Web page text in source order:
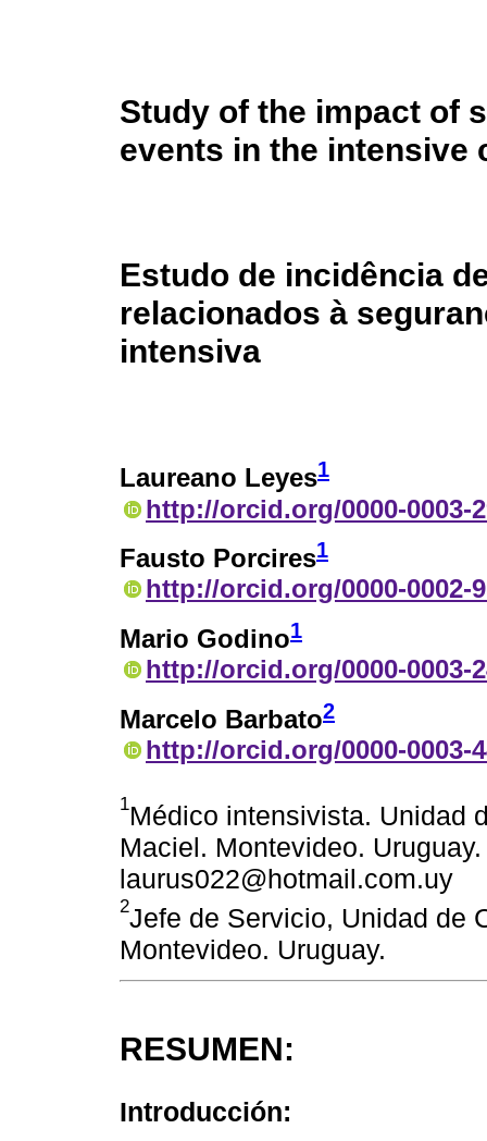
Study of the impact of
events in the intensive
Estudo de incidência
relacionados à
intensiva
Laureano Leyes1
http://orcid.org/0000-0003-
Fausto Porcires1
http://orcid.org/0000-0002-
Mario Godino1
http://orcid.org/0000-0003-
Marcelo Barbato2
http://orcid.org/0000-0003-
1Médico intensivista. Unidad
Maciel. Montevideo.
laurus022@hotmail.com.uy
2Jefe de Servicio, Unidad de
Montevideo. Uruguay.
RESUMEN:
Introducción: